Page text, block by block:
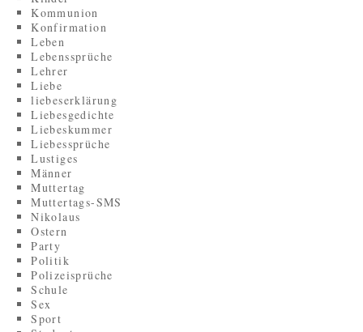
Kommunion
Konfirmation
Leben
Lebenssprüche
Lehrer
Liebe
liebeserklärung
Liebesgedichte
Liebeskummer
Liebessprüche
Lustiges
Männer
Muttertag
Muttertags-SMS
Nikolaus
Ostern
Party
Politik
Polizeisprüche
Schule
Sex
Sport